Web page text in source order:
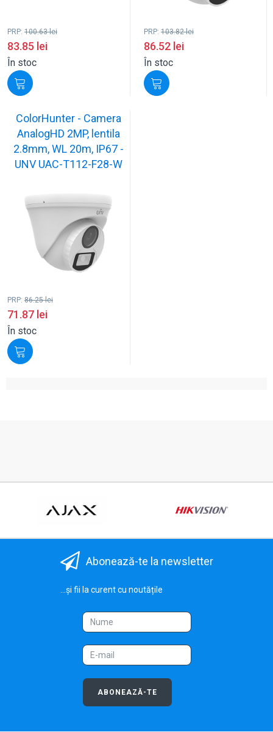
PRP: 100.63lei
83.85 lei
În stoc
PRP: 103.82lei
86.52 lei
În stoc
ColorHunter - Camera
AnalogHD 2MP, lentila
2.8mm, WL 20m, IP67 -
UNV UAC-T112-F28-W
PRP: 86.25lei
71.87 lei
În stoc
Abonează-te la newsletter
...și fii la curent cu noutățile
ABONEAZĂ-TE